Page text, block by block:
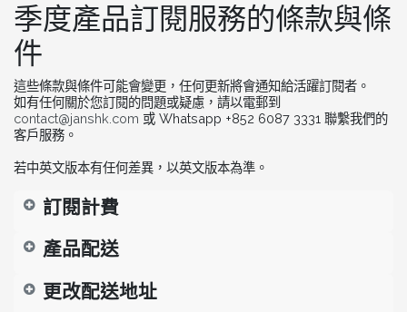
季度產品訂閱服務的條款與條
件
這些條款與條件可能會變更，任何更新將會通知給活躍訂閱者。
如有任何關於您訂閱的問題或疑慮，請以電郵到
contact@janshk.com 或 Whatsapp +852 6087 3331 聯繫我們的
客戶服務。
若中英文版本有任何差異，以英文版本為準。
訂閱計費
產品配送
更改配送地址